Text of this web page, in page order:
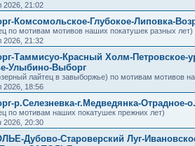
2026, 21:02
Комсомольское-Глубокое-Липовка-
по мотивам мотивов наших покатушек разных лет)
2026, 21:32
Таммисуо-Красный Холм-Петровское-
Улыбино-Выборг
лайтец в завыборжье) по мотивам мотивов
2026, 18:56
р.Селезневка-г.Медведянка-
по мотивам наших покатушек прежних лет)
2026, 20:30
Дубово-Староверский Луг-